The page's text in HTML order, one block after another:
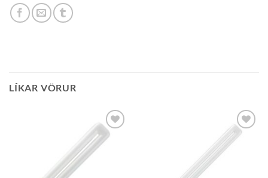
LÍKAR VÖRUR
Bæta á
óskalista
Bæta á
óskalista